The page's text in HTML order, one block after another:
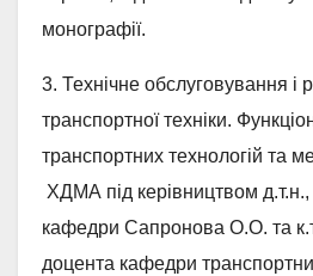
монографії.
3. Технічне обслуговування і
транспортної техніки.
транспортних технологій та
ХДМА під керівництвом
кафедри Сапронова О.О. та
доцента кафедри